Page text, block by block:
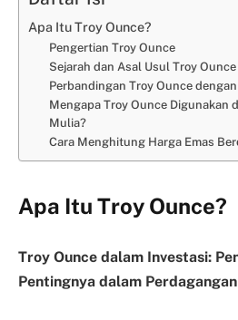
Apa Itu Troy Ounce?
Pengertian Troy Ounce
Sejarah dan Asal Usul Troy Ounce
Perbandingan Troy Ounce
Mengapa Troy Ounce Digunakan
Mulia?
Cara Menghitung Harga Emas
Apa Itu Troy Ounce?
Troy Ounce dalam Investasi:
Pentingnya dalam